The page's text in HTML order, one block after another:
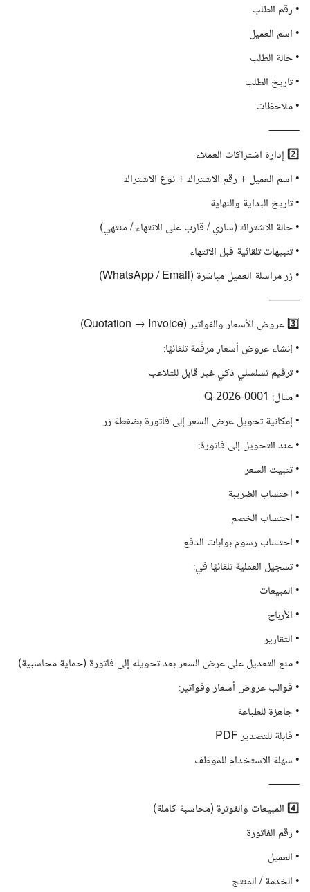
• رقم الطلب
• اسم العميل
• حالة الطلب
• تاريخ الطلب
• ملاحظات
⸻
2️⃣ إدارة اشتراكات العملاء
• اسم العميل + رقم الاشتراك + نوع الاشتراك
• تاريخ البداية والنهاية
• حالة الاشتراك (ساري / قارب على الانتهاء / منتهي)
• تنبيهات تلقائية قبل الانتهاء
• زر مراسلة العميل مباشرة (WhatsApp / Email)
⸻
3️⃣ عروض الأسعار والفواتير (Quotation → Invoice)
• إنشاء عروض أسعار مرقّمة تلقائيًا:
• ترقيم تسلسلي ذكي غير قابل للتلاعب
• مثال: Q-2026-0001
• إمكانية تحويل عرض السعر إلى فاتورة بضغطة زر
• عند التحويل إلى فاتورة:
• تثبيت السعر
• احتساب الضريبة
• احتساب الخصم
• احتساب رسوم بوابات الدفع
• تسجيل العملية تلقائيًا في:
• المبيعات
• الأرباح
• التقارير
• منع التعديل على عرض السعر بعد تحويله إلى فاتورة (حماية محاسبية)
• قوالب عروض أسعار وفواتير:
• جاهزة للطباعة
• قابلة للتصدير PDF
• سهلة الاستخدام للموظف
⸻
4️⃣ المبيعات والفوترة (محاسبة كاملة)
• رقم الفاتورة
• العميل
• الخدمة / المنتج